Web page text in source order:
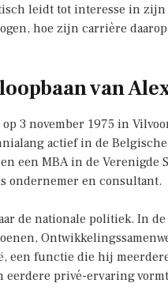
leidt tot interesse in
hoe zijn carrière
van
op 3 november 1975 in
actief in de
een MBA in de Verenigde
ondernemer en consultant.
de nationale politiek. In
een functie die hij
privé-ervaring